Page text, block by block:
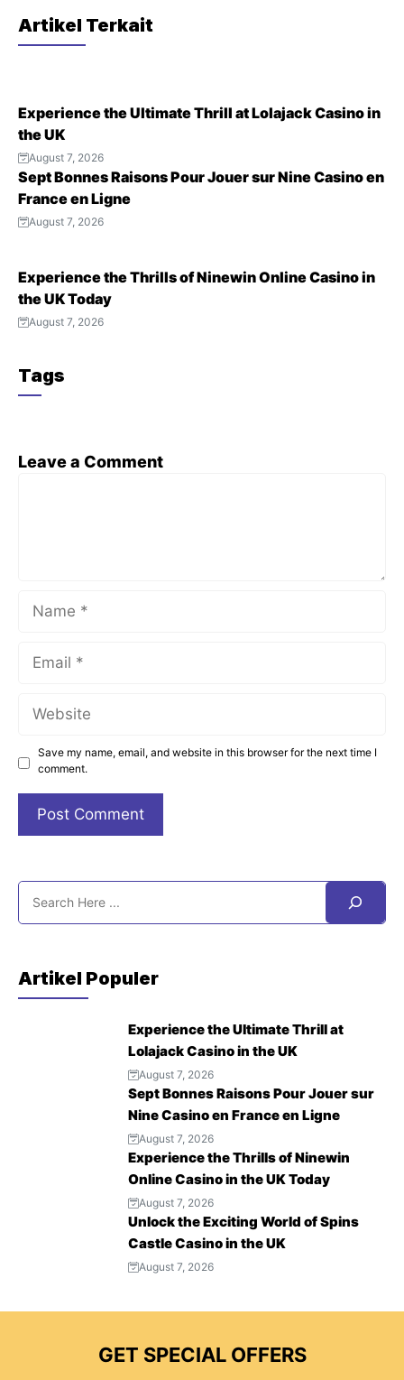
c
e
o
o
k
itt
er
ai
l
ar
e
Artikel Terkait
Experience the Ultimate Thrill at Lolajack Casino in
the UK
August 7, 2026
Sept Bonnes Raisons Pour Jouer sur Nine Casino en
France en Ligne
August 7, 2026
Experience the Thrills of Ninewin Online Casino in
the UK Today
August 7, 2026
Tags
Leave a Comment
Save my name, email, and website in this browser for the next time I
comment.
Artikel Populer
Experience the Ultimate Thrill at
Lolajack Casino in the UK
August 7, 2026
Sept Bonnes Raisons Pour Jouer sur
Nine Casino en France en Ligne
August 7, 2026
Experience the Thrills of Ninewin
Online Casino in the UK Today
August 7, 2026
Unlock the Exciting World of Spins
Castle Casino in the UK
August 7, 2026
GET SPECIAL OFFERS